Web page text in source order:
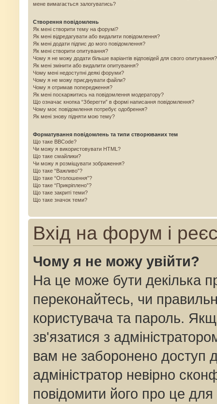
мене вимагається залогуватись?
Створення повідомлень
Як мені створити тему на форумі?
Як мені відредагувати або видалити повідомлення?
Як мені додати підпис до мого повідомлення?
Як мені створити опитування?
Чому я не можу додати більше варіантів відповідей для свого опитування?
Як мені змінити або видалити опитування?
Чому мені недоступні деякі форуми?
Чому я не можу приєднувати файли?
Чому я отримав попередження?
Як мені поскаржитись на повідомлення модератору?
Що означає кнопка “Зберегти” в формі написання повідомлення?
Чому моє повідомлення потребує одобрення?
Як мені знову підняти мою тему?
Форматування повідомлень та типи створюваних тем
Що таке BBCode?
Чи можу я використовувати HTML?
Що таке смайлики?
Чи можу я розміщувати зображення?
Що таке “Важливо”?
Що таке “Оголошення”?
Що таке “Прикріплено”?
Що таке закриті теми?
Що таке значок теми?
Вхід на форум і
Чому я не можу увійти?
На це може бути декілька
переконайтесь, чи
користувача та пароль.
зв'язатися з
вам не заборонено
адміністратор невірно
повідомити його про це